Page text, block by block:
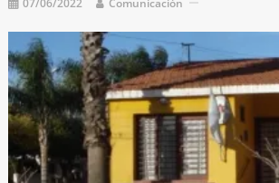
07/06/2022 Comunicación